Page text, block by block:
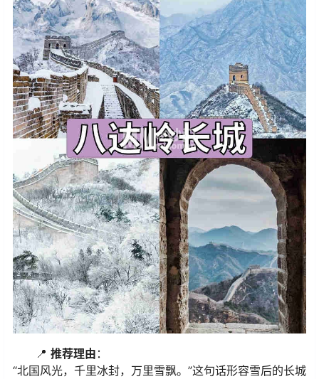
📍 推荐理由 ：
“北国风光，千里冰封，万里雪飘。”这句话形容雪后的长城